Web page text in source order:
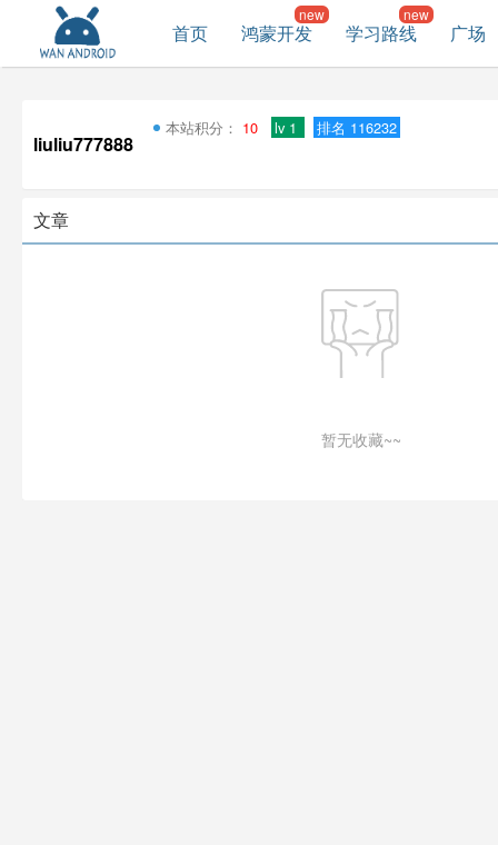
首页 鸿蒙开发 学习路线 广场
liuliu777888
本站积分： 10 lv 1 排名 116232
文章
暂无收藏~~